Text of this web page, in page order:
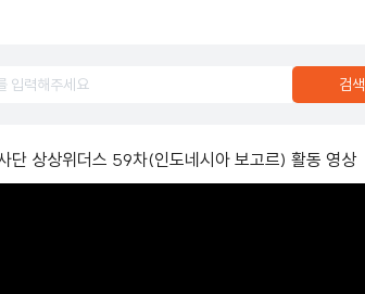
검색
단 상상위더스 59차(인도네시아 보고르) 활동 영상